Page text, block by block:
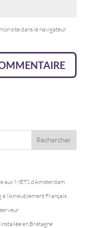
site dans le navigateur
aux METS d’Amsterdam
l’Ameublement Français.
en Bretagne